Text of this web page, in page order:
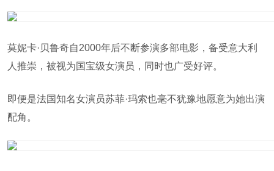
莫妮卡·贝鲁奇自2000年后不断参演多部电影，备受意大利
人推崇，被视为国宝级女演员，同时也广受好评。
即便是法国知名女演员苏菲·玛索也毫不犹豫地愿意为她出演
配角。